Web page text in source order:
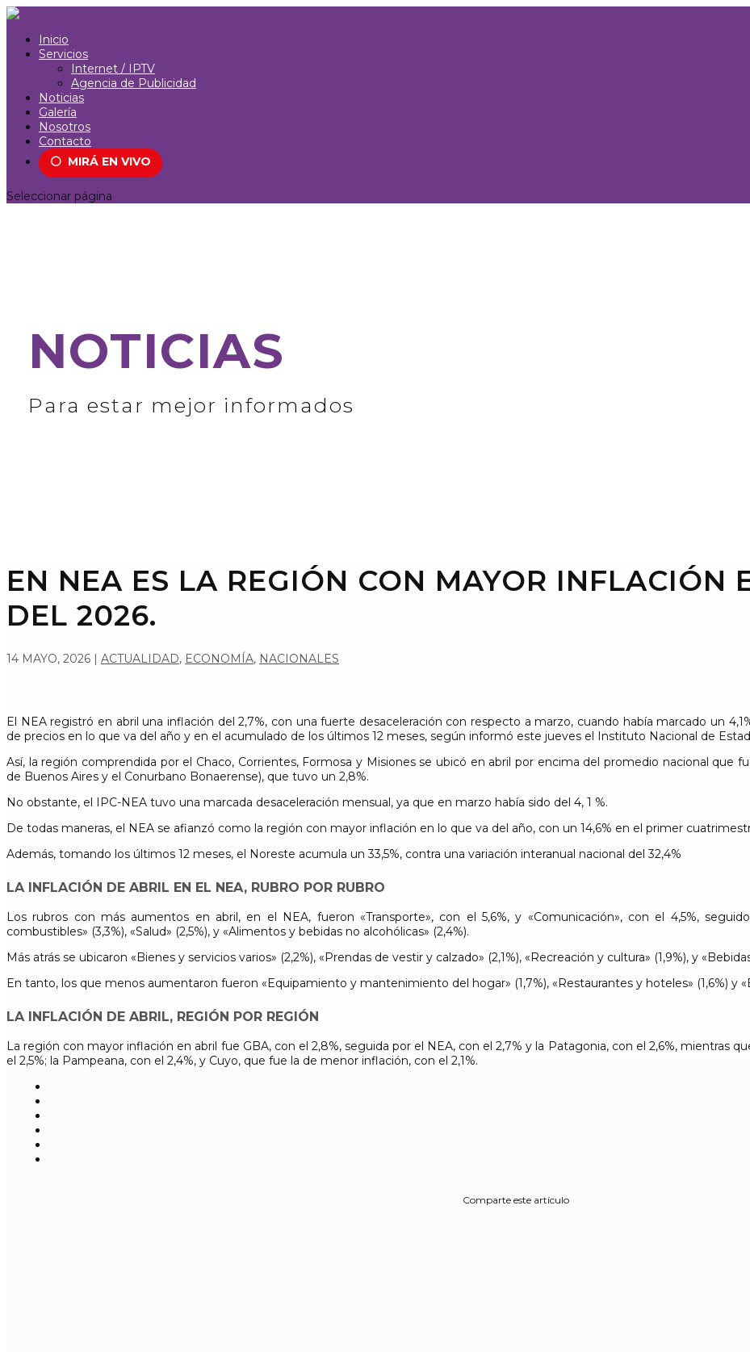
Inicio
Servicios
Internet / IPTV
Agencia de Publicidad
Noticias
Galería
Nosotros
Contacto
⚪ MIRÁ EN VIVO
Seleccionar página
NOTICIAS
Para estar mejor informados
EN NEA ES LA REGIÓN CON MAYOR INFLACIÓN
DEL 2026.
14 MAYO, 2026 | ACTUALIDAD, ECONOMÍA, NACIONALES
El NEA registró en abril una inflación del 2,7%, con una fuerte desaceleración con respecto a marzo, cuando había marcado un
de precios en lo que va del año y en el acumulado de los últimos 12 meses, según informó este jueves el Instituto Nacional de
Así, la región comprendida por el Chaco, Corrientes, Formosa y Misiones se ubicó en abril por encima del promedio nacional que
de Buenos Aires y el Conurbano Bonaerense), que tuvo un 2,8%.
No obstante, el IPC-NEA tuvo una marcada desaceleración mensual, ya que en marzo había sido del 4, 1 %.
De todas maneras, el NEA se afianzó como la región con mayor inflación en lo que va del año, con un 14,6% en el primer
Además, tomando los últimos 12 meses, el Noreste acumula un 33,5%, contra una variación interanual nacional del 32,4%
LA INFLACIÓN DE ABRIL EN EL NEA, RUBRO POR RUBRO
Los rubros con más aumentos en abril, en el NEA, fueron «Transporte», con el 5,6%, y «Comunicación», con el 4,5%,
combustibles» (3,3%), «Salud» (2,5%), y «Alimentos y bebidas no alcohólicas» (2,4%).
Más atrás se ubicaron «Bienes y servicios varios» (2,2%), «Prendas de vestir y calzado» (2,1%), «Recreación y cultura» (1,9%), y
En tanto, los que menos aumentaron fueron «Equipamiento y mantenimiento del hogar» (1,7%), «Restaurantes y hoteles» (1,6%) y
LA INFLACIÓN DE ABRIL, REGIÓN POR REGIÓN
La región con mayor inflación en abril fue GBA, con el 2,8%, seguida por el NEA, con el 2,7% y la Patagonia, con el 2,6%, mientras
el 2,5%; la Pampeana, con el 2,4%, y Cuyo, que fue la de menor inflación, con el 2,1%.
Comparte este artículo